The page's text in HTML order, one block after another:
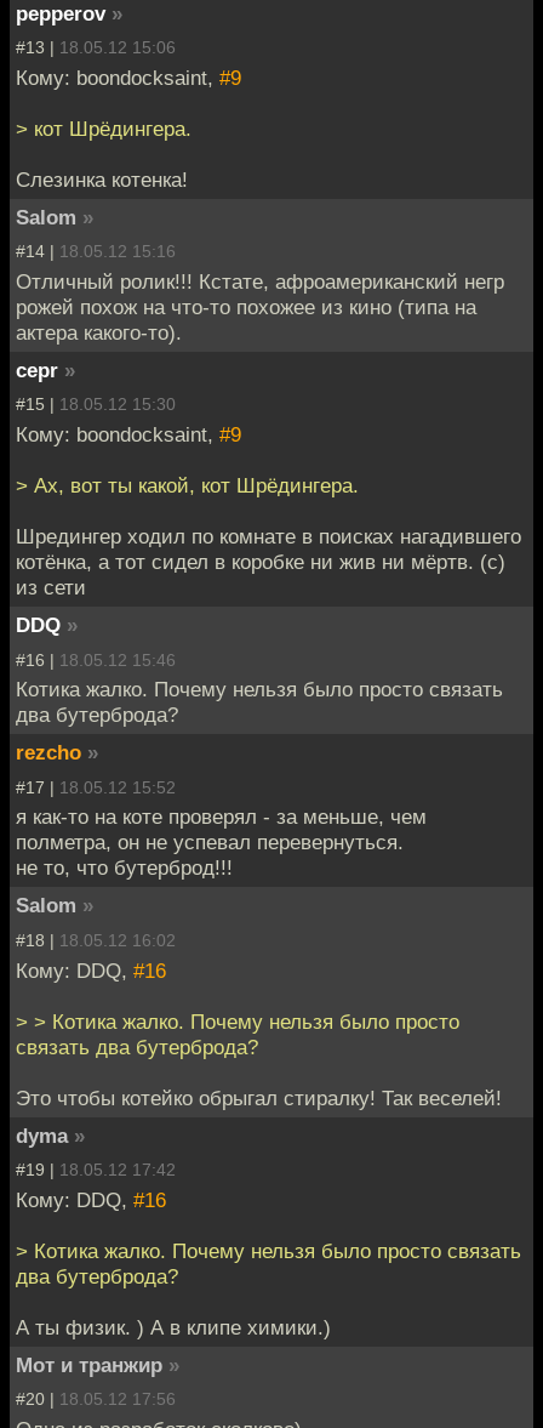
pepperov »
#13 | 18.05.12 15:06
Кому: boondocksaint, #9
> кот Шрёдингера.
Слезинка котенка!
Salom »
#14 | 18.05.12 15:16
Отличный ролик!!! Кстате, афроамериканский негр
рожей похож на что-то похожее из кино (типа на
актера какого-то).
cepr »
#15 | 18.05.12 15:30
Кому: boondocksaint, #9
> Ах, вот ты какой, кот Шрёдингера.
Шредингер ходил по комнате в поисках нагадившего
котёнка, а тот сидел в коробке ни жив ни мёртв. (с)
из сети
DDQ »
#16 | 18.05.12 15:46
Котика жалко. Почему нельзя было просто связать
два бутерброда?
rezcho »
#17 | 18.05.12 15:52
я как-то на коте проверял - за меньше, чем
полметра, он не успевал перевернуться.
не то, что бутерброд!!!
Salom »
#18 | 18.05.12 16:02
Кому: DDQ, #16
> > Котика жалко. Почему нельзя было просто
связать два бутерброда?
Это чтобы котейко обрыгал стиралку! Так веселей!
dyma »
#19 | 18.05.12 17:42
Кому: DDQ, #16
> Котика жалко. Почему нельзя было просто связать
два бутерброда?
А ты физик. ) А в клипе химики.)
Мот и транжир »
#20 | 18.05.12 17:56